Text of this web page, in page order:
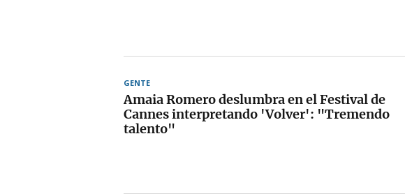
GENTE
Amaia Romero deslumbra en el Festival de
Cannes interpretando 'Volver': "Tremendo
talento"